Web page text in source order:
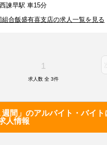
西諫早駅 車15分
合飯盛有喜支店の求人一覧を見る
1
求人数 全 3件
週間」のアルバイト・バイ
人情報